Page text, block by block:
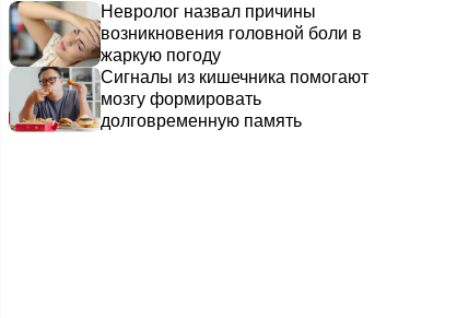
Невролог назвал причины
возникновения головной боли в
жаркую погоду
Сигналы из кишечника помогают
мозгу формировать
долговременную память